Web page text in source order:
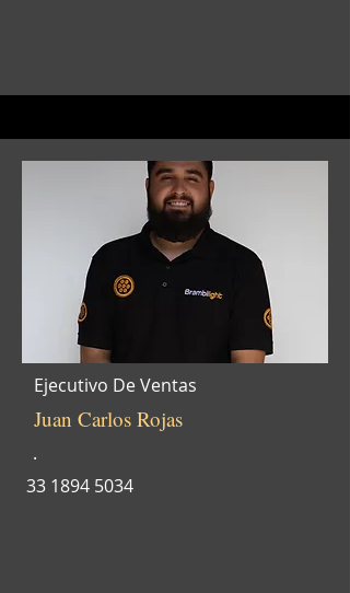
Ejecutivo De Ventas
Juan Carlos Rojas
.
33 1894 5034